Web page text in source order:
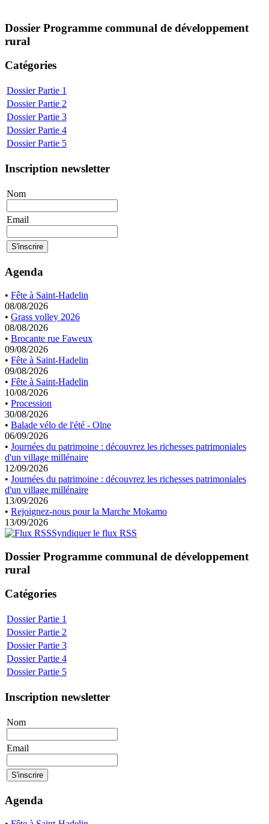
Dossier Programme communal de développement
rural
Catégories
Dossier Partie 1
Dossier Partie 2
Dossier Partie 3
Dossier Partie 4
Dossier Partie 5
Inscription newsletter
Nom
Email
Agenda
• Fête à Saint-Hadelin
08/08/2026
• Grass volley 2026
08/08/2026
• Brocante rue Faweux
09/08/2026
• Fête à Saint-Hadelin
09/08/2026
• Fête à Saint-Hadelin
10/08/2026
• Procession
30/08/2026
• Balade vélo de l'été - Olne
06/09/2026
• Journées du patrimoine : découvrez les richesses patrimoniales
d'un village millénaire
12/09/2026
• Journées du patrimoine : découvrez les richesses patrimoniales
d'un village millénaire
13/09/2026
• Rejoignez-nous pour la Marche Mokamo
13/09/2026
Syndiquer le flux RSS
Dossier Programme communal de développement
rural
Catégories
Dossier Partie 1
Dossier Partie 2
Dossier Partie 3
Dossier Partie 4
Dossier Partie 5
Inscription newsletter
Nom
Email
Agenda